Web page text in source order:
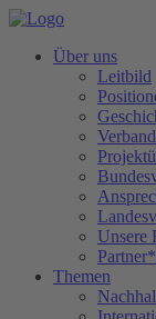
Über uns
Leitbild
Unsere
Themen